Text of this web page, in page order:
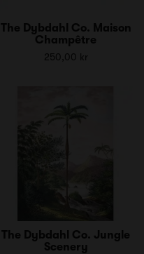
The Dybdahl Co. Maison
Champêtre
250,00 kr
The Dybdahl Co. Jungle
Scenery